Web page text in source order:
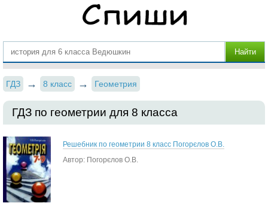
ГДЗ 8 класс Геометрия
ГДЗ по геометрии для 8 класса
Решебник по геометрии 8 класс Погорєлов О.В.
Автор: Погорєлов О.В.